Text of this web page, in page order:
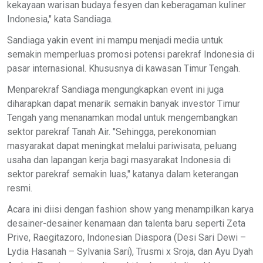
kekayaan warisan budaya fesyen dan keberagaman kuliner
Indonesia," kata Sandiaga.
Sandiaga yakin event ini mampu menjadi media untuk
semakin memperluas promosi potensi parekraf Indonesia di
pasar internasional. Khususnya di kawasan Timur Tengah.
Menparekraf Sandiaga mengungkapkan event ini juga
diharapkan dapat menarik semakin banyak investor Timur
Tengah yang menanamkan modal untuk mengembangkan
sektor parekraf Tanah Air. "Sehingga, perekonomian
masyarakat dapat meningkat melalui pariwisata, peluang
usaha dan lapangan kerja bagi masyarakat Indonesia di
sektor parekraf semakin luas," katanya dalam keterangan
resmi.
Acara ini diisi dengan fashion show yang menampilkan karya
desainer-desainer kenamaan dan talenta baru seperti Zeta
Prive, Raegitazoro, Indonesian Diaspora (Desi Sari Dewi –
Lydia Hasanah – Sylvania Sari), Trusmi x Sroja, dan Ayu Dyah